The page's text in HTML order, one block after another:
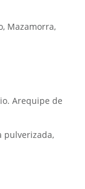
Mazamorra,
Arequipe de
pulverizada,